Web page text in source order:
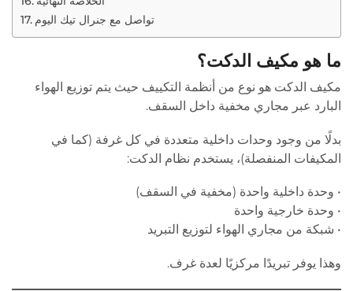
تواصل مع جنرال تيك اليوم
ما هو مكيف الدكت؟
مكيف الدكت هو نوع من أنظمة التكييف حيث يتم توزيع الهواء
البارد عبر مجاري مخفية داخل السقف.
بدلًا من وجود وحدات داخلية متعددة في كل غرفة (كما في
المكيفات المنفصلة)، يستخدم نظام الدكت:
• وحدة داخلية واحدة (مخفية في السقف)
• وحدة خارجية واحدة
• شبكة من مجاري الهواء لتوزيع التبريد
وهذا يوفر تبريدًا مركزيًا لعدة غرف.